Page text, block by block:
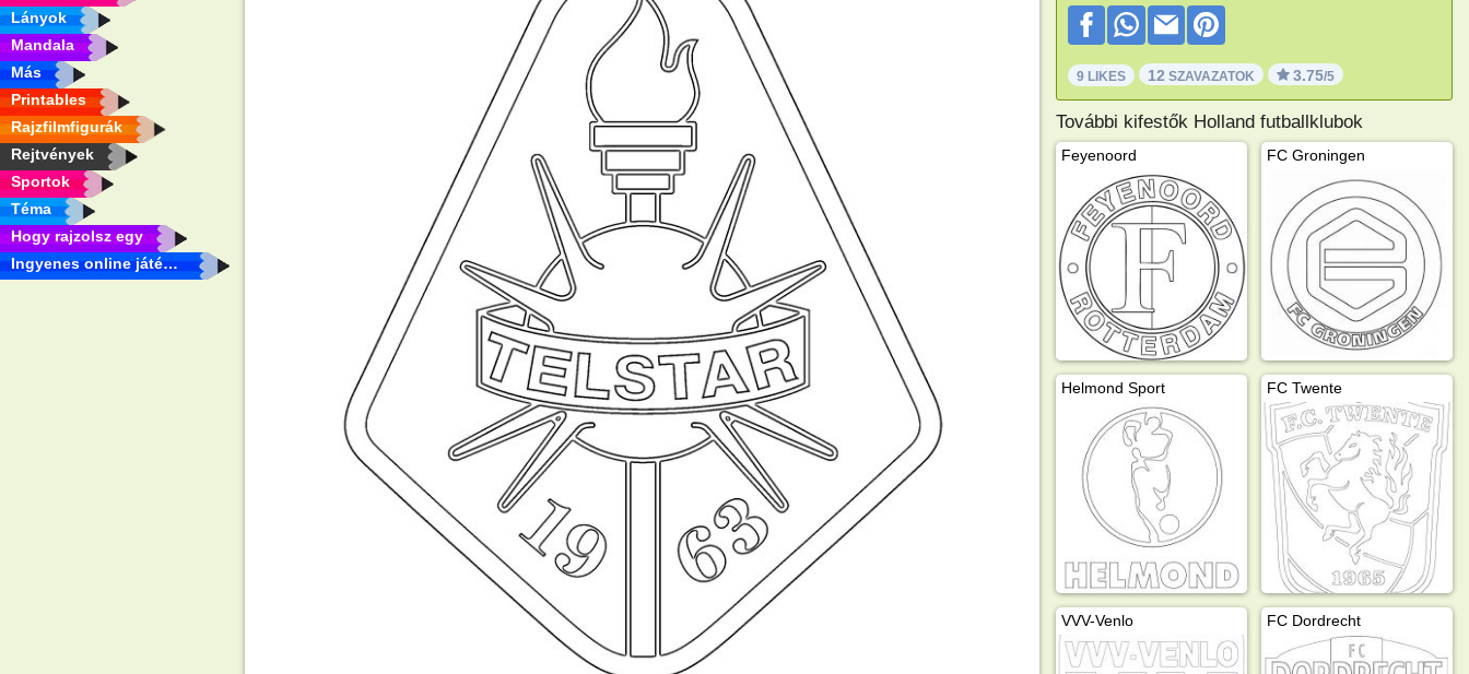
Lányok
Mandala
Más
Printables
Rajzfilmfigurák
Rejtvények
Sportok
Téma
Hogy rajzolsz egy
Ingyenes online játékok
9 LIKES 12 SZAVAZATOK 3.75/5
További kifestők Holland futballklubok
Feyenoord FC Groningen
Helmond Sport FC Twente
VVV-Venlo FC Dordrecht